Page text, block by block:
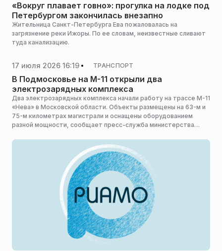
«Вокруг плавает говно»: прогулка на лодке под
Петербургом закончилась внезапно
Жительница Санкт-Петербурга Ева пожаловалась на
загрязнение реки Ижоры. По ее словам, неизвестные сливают
туда канализацию.
17 июля 2026 16:19 ТРАНСПОРТ
В Подмосковье на М-11 открыли два
электрозарядных комплекса
Два электрозарядных комплекса начали работу на трассе М-11
«Нева» в Московской области. Объекты размещены на 63-м и
75-м километрах магистрали и оснащены оборудованием
разной мощности, сообщает пресс-служба министерства
области.